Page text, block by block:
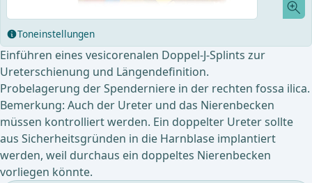
Toneinstellungen
Einführen eines vesicorenalen Doppel-J-Splints zur
Ureterschienung und Längendefinition.
Probelagerung der Spenderniere in der rechten fossa ilica.
Bemerkung: Auch der Ureter und das Nierenbecken
müssen kontrolliert werden. Ein doppelter Ureter sollte
aus Sicherheitsgründen in die Harnblase implantiert
werden, weil durchaus ein doppeltes Nierenbecken
vorliegen könnte.